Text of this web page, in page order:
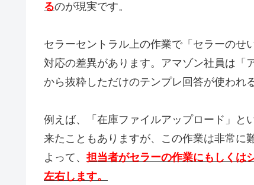
るのが現実です。
セラーセントラル上の作業で「セラーのせ
対応の差異があります。アマゾン社員は「
から抜粋しただけのテンプレ回答が使われ
例えば、「在庫ファイルアップロード」と
来たこともありますが、この作業は非常に
よって、 担当者がセラーの作業にもしくは
左右します。